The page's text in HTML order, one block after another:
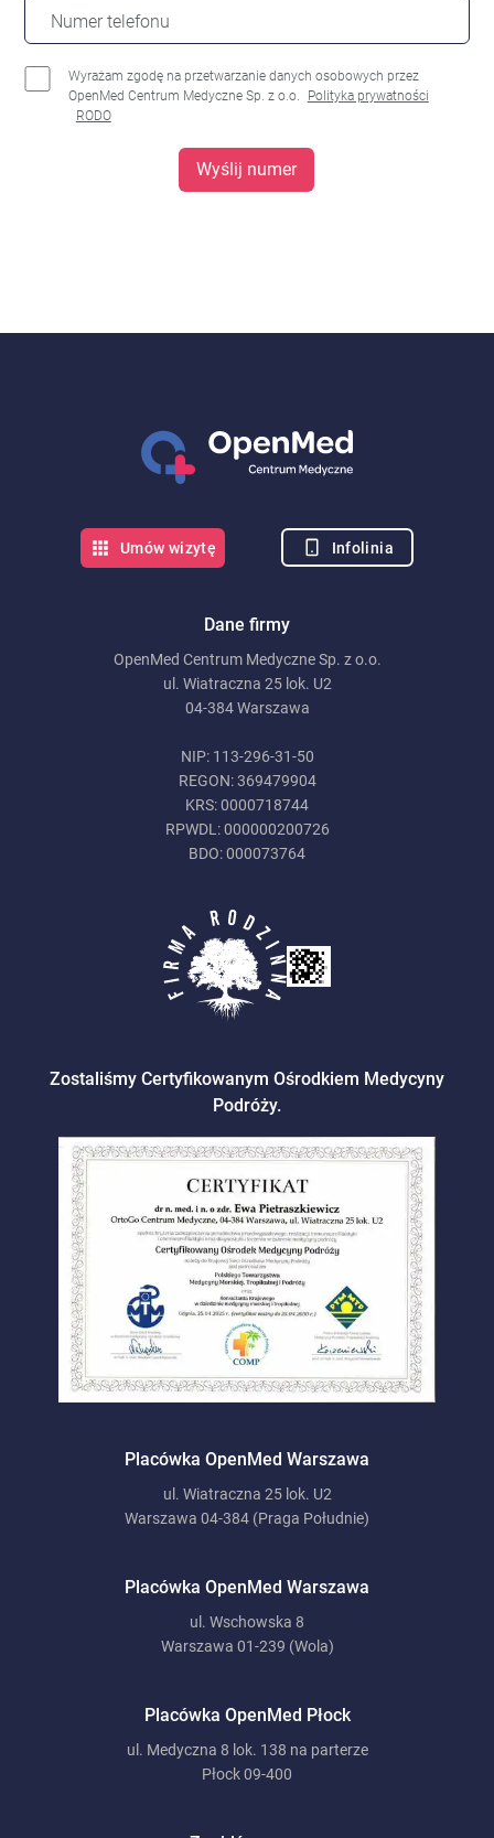
Numer telefonu
Wyrażam zgodę na przetwarzanie danych osobowych przez
OpenMed Centrum Medyczne Sp. z o.o.
Polityka prywatności
RODO
Wyślij numer
Dane firmy
OpenMed Centrum Medyczne Sp. z o.o.
ul. Wiatraczna 25 lok. U2
04-384 Warszawa
NIP: 113-296-31-50
REGON: 369479904
KRS: 0000718744
RPWDL: 000000200726
BDO: 000073764
Zostaliśmy Certyfikowanym Ośrodkiem Medycyny
Podróży.
Placówka OpenMed Warszawa
ul. Wiatraczna 25 lok. U2
Warszawa 04-384 (Praga Południe)
Placówka OpenMed Warszawa
ul. Wschowska 8
Warszawa 01-239 (Wola)
Placówka OpenMed Płock
ul. Medyczna 8 lok. 138 na parterze
Płock 09-400
Umów wizytę Infolinia